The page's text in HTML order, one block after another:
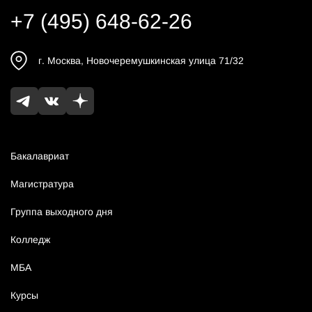
Бакалавриат
Магистратура
Группа выходного дня
Колледж
МБА
Курсы
+7 (495) 648-62-26
г. Москва, Новочеремушкинская улица 71/32